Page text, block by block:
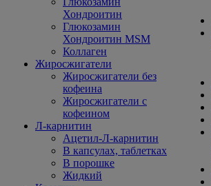
Хондроитин
Глюкозамин
Хондроитин MSM
Коллаген
Жиросжигатели
Жиросжигатели без
кофеина
Жиросжигатели с
кофеином
Л-карнитин
Ацетил-Л-карнитин
В капсулах, таблетках
В порошке
Жидкий